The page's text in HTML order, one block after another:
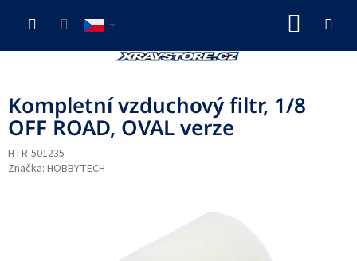
Kompletní vzduchový filtr, 1/8
OFF ROAD, OVAL verze
HTR-501235
Značka: HOBBYTECH